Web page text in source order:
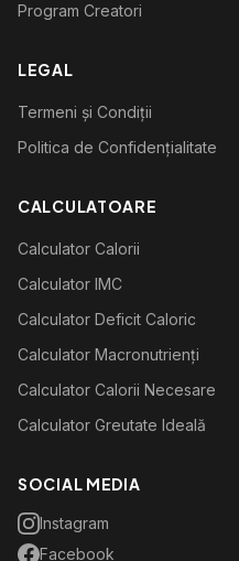
Program Creatori
LEGAL
Termeni și Condiții
Politica de Confidențialitate
CALCULATOARE
Calculator Calorii
Calculator IMC
Calculator Deficit Caloric
Calculator Macronutrienți
Calculator Calorii Necesare
Calculator Greutate Ideală
SOCIAL MEDIA
Instagram
Facebook